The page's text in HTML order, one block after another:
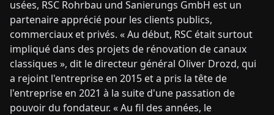
usées, RSC Rohrbau und Sanierungs GmbH est un
partenaire apprécié pour les clients publics,
commerciaux et privés. « Au début, RSC était surtout
impliqué dans des projets de rénovation de canaux
classiques », dit le directeur général Oliver Drozd, qui
a rejoint l'entreprise en 2015 et a pris la tête de
l'entreprise en 2021 à la suite d'une passation de
pouvoir du fondateur. « Au fil des années, le